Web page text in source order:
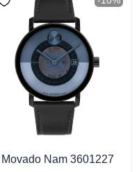
Movado Nam 3601227